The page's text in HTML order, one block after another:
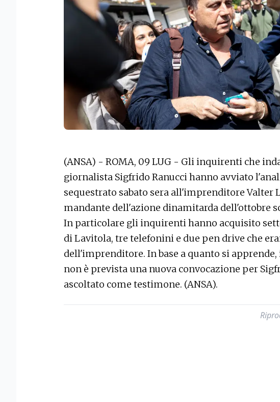
(ANSA) - ROMA, 09 LUG - Gli inquirenti che
giornalista Sigfrido Ranucci hanno avviato
sequestrato sabato sera all'imprenditore
mandante dell'azione dinamitarda dell'ottobre
In particolare gli inquirenti hanno acquisito
di Lavitola, tre telefonini e due pen drive che
dell'imprenditore. In base a quanto si
non è prevista una nuova convocazione per
ascoltato come testimone. (ANSA).